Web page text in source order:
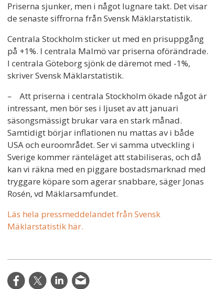
Priserna sjunker, men i något lugnare takt. Det visar
de senaste siffrorna från Svensk Mäklarstatistik.
Centrala Stockholm sticker ut med en prisuppgång
på +1%. I centrala Malmö var priserna oförändrade.
I centrala Göteborg sjönk de däremot med -1%,
skriver Svensk Mäklarstatistik.
– Att priserna i centrala Stockholm ökade något är
intressant, men bör ses i ljuset av att januari
säsongsmässigt brukar vara en stark månad.
Samtidigt börjar inflationen nu mattas av i både
USA och euroområdet. Ser vi samma utveckling i
Sverige kommer ränteläget att stabiliseras, och då
kan vi räkna med en piggare bostadsmarknad med
tryggare köpare som agerar snabbare, säger Jonas
Rosén, vd Mäklarsamfundet.
Läs hela pressmeddelandet från Svensk
Mäklarstatistik här.